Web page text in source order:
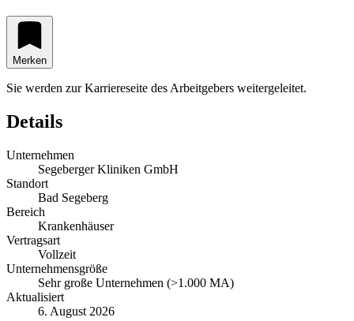
Merken
Sie werden zur Karriereseite des Arbeitgebers weitergeleitet.
Details
Unternehmen
Segeberger Kliniken GmbH
Standort
Bad Segeberg
Bereich
Krankenhäuser
Vertragsart
Vollzeit
Unternehmensgröße
Sehr große Unternehmen (>1.000 MA)
Aktualisiert
6. August 2026